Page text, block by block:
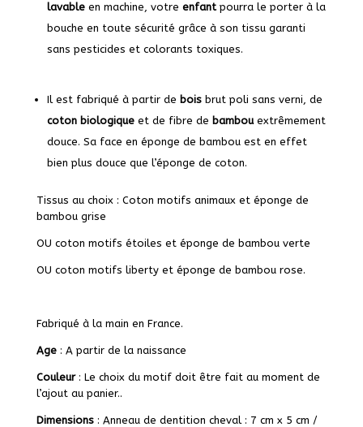
lavableen machine, votre enfantpourra le porter à la
bouche en toute sécurité grâce à son tissu garanti
sans pesticides et colorants toxiques.
Il est fabriqué à partir de boisbrut poli sans verni, de
coton biologique et de fibre de bambouextrêmement
douce. Sa face en éponge de bambou est en effet
bien plus douce que l’éponge de coton.
Tissus au choix : Coton motifs animaux et éponge de
bambou grise
OU coton motifs étoiles et éponge de bambou verte
OU coton motifs liberty et éponge de bambou rose.
Fabriqué à la main en France.
Age: A partir de la naissance
Couleur: Le choix du motif doit être fait au moment de
l’ajout au panier..
Dimensions: Anneau de dentition cheval : 7 cm x 5 cm /